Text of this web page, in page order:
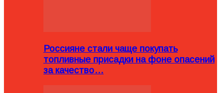
Россияне стали чаще покупать
топливные присадки на фоне опасений
за качество…